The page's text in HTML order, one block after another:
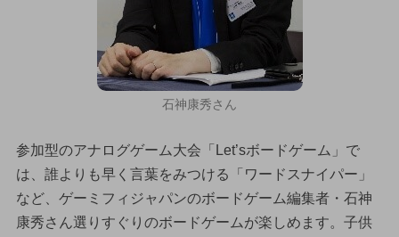
石神康秀さん
参加型のアナログゲーム大会「Let’sボードゲーム」で
は、誰よりも早く言葉をみつける「ワードスナイパー」
など、ゲーミフィジャパンのボードゲーム編集者・石神
康秀さん選りすぐりのボードゲームが楽しめます。子供